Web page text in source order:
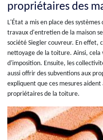
propriétaires des
L'État a mis en place des
travaux d'entretien de la maison
société Siegler couvreur. En effet,
nettoyage de la toiture. Ainsi,
d'imposition. Ensuite, les
aussi offrir des subventions aux
expliquent que ces mesures aident
propriétaires de la toiture.